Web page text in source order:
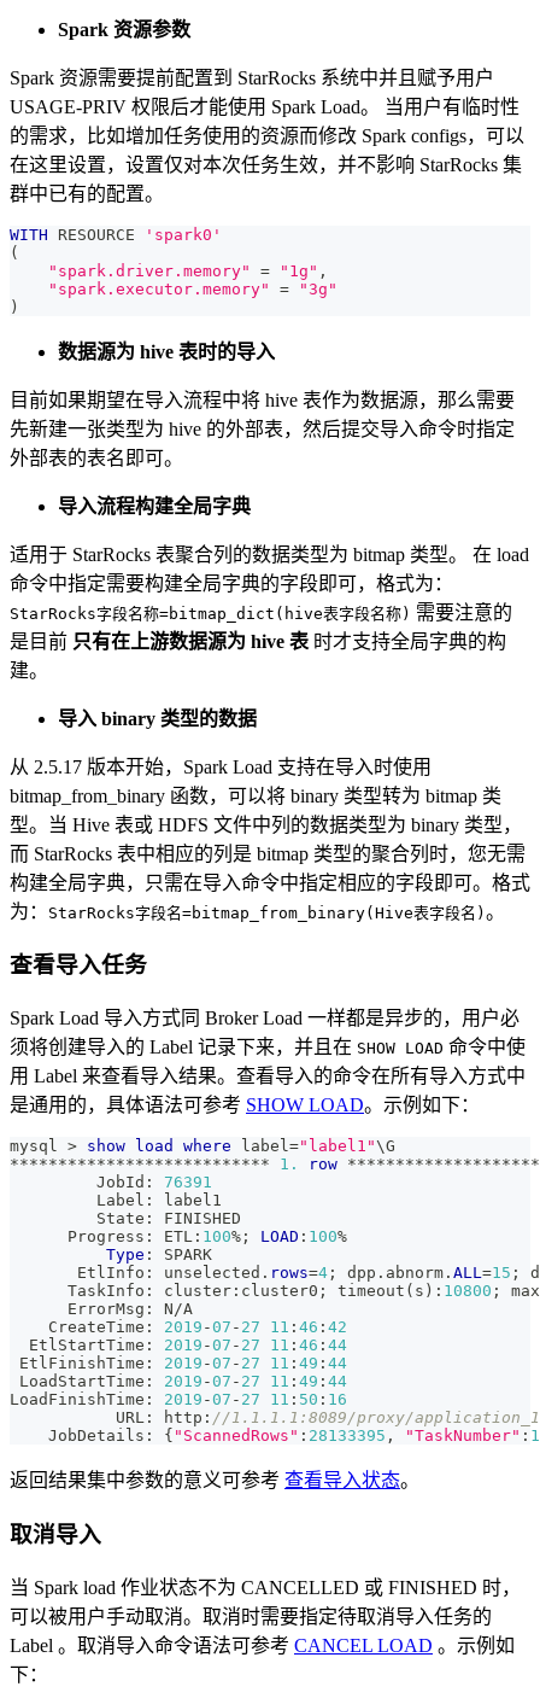
Spark 资源参数
Spark 资源需要提前配置到 StarRocks 系统中并且赋予用户
USAGE-PRIV 权限后才能使用 Spark Load。 当用户有临时性
的需求，比如增加任务使用的资源而修改 Spark configs，可以
在这里设置，设置仅对本次任务生效，并不影响 StarRocks 集
群中已有的配置。
WITH RESOURCE
'spark0'
(
"spark.driver.memory"
= "1g" ,
"spark.executor.memory"
=
"3g"
)
数据源为 hive 表时的导入
目前如果期望在导入流程中将 hive 表作为数据源，那么需要
先新建一张类型为 hive 的外部表，然后提交导入命令时指定
外部表的表名即可。
导入流程构建全局字典
适用于 StarRocks 表聚合列的数据类型为 bitmap 类型。 在 load
命令中指定需要构建全局字典的字段即可，格式为：
StarRocks字段名称=bitmap_dict(hive表字段名称) 需要注意的
是目前 只有在上游数据源为 hive 表 时才支持全局字典的构
建。
导入 binary 类型的数据
从 2.5.17 版本开始，Spark Load 支持在导入时使用
bitmap_from_binary 函数，可以将 binary 类型转为 bitmap 类
型。当 Hive 表或 HDFS 文件中列的数据类型为 binary 类型，
而 StarRocks 表中相应的列是 bitmap 类型的聚合列时，您无需
构建全局字典，只需在导入命令中指定相应的字段即可。格式
为：
StarRocks字段名=bitmap_from_binary(Hive表字段名) 。
查看导入任务
Spark Load 导入方式同 Broker Load 一样都是异步的，用户必
须将创建导入的 Label 记录下来，并且在 SHOW LOAD 命令中使
用 Label 来查看导入结果。查看导入的命令在所有导入方式中
是通用的，具体语法可参考 SHOW LOAD。示例如下：
mysql > show load where label="label1"\G
*************************** 1. row ********************
         JobId:
76391
         Label: label1
         State: FINISHED
      Progress: ETL:
100% ; LOAD : 100%
Type : SPARK
       EtlInfo: unselected
. rows=4 ; dpp . abnorm . ALL=15 ;
      TaskInfo: cluster:cluster0
; timeout ( s ) : 10800 ;
      ErrorMsg: N
/A
    CreateTime:
2019 -07 - 27 11 : 46 : 42
  EtlStartTime:
2019 -07 - 27 11 : 46 : 44
EtlFinishTime: 2019 -07 - 27 11 : 49 : 44
LoadStartTime: 2019 -07 - 27 11 : 49 : 44
LoadFinishTime: 2019 -07 - 27 11 : 50 : 16
           URL: http:
//1.1.1.1:8089/proxy/
    JobDetails: {
"ScannedRows" : 28133395 , "TaskNumber" : 1
返回结果集中参数的意义可参考 查看导入状态。
取消导入
当 Spark load 作业状态不为 CANCELLED 或 FINISHED 时，
可以被用户手动取消。取消时需要指定待取消导入任务的
Label 。取消导入命令语法可参考 CANCEL LOAD 。示例如
下：